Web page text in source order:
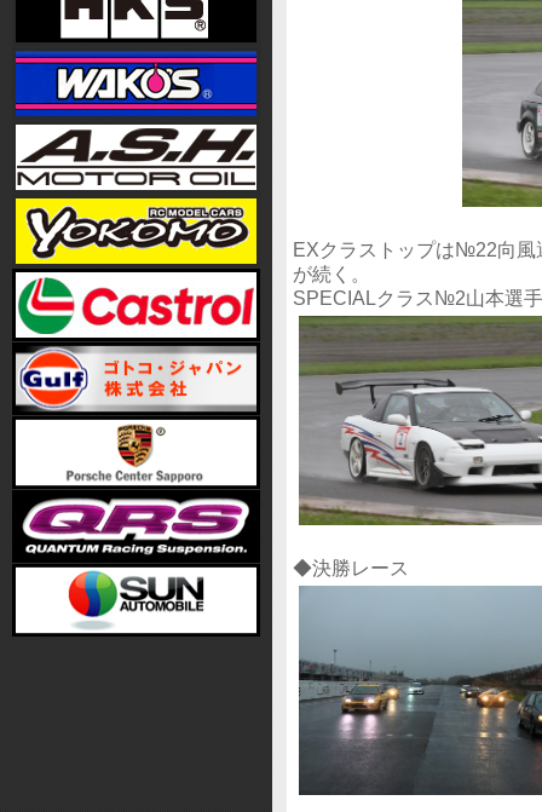
EXクラストップは№22向
が続く。
SPECIALクラス№2山本選
◆決勝レース